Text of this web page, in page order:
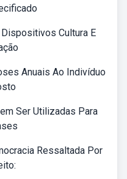
Cultura E
Anuais Ao Indivíduo
Ser Utilizadas Para
Ressaltada Por